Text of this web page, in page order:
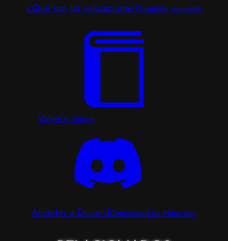
¿Qué son las validaciones?Capítulo siguiente
VolverAl índice
Acceder a DiscordComunidad de Manz.dev